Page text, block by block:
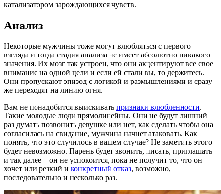
катализатором зарождающихся чувств.
Анализ
Некоторые мужчины тоже могут влюбляться с первого
взгляда и тогда стадия анализа не имеет абсолютно никакого
значения. Их мозг так устроен, что они акцентируют все свое
внимание на одной цели и если ей стали вы, то держитесь.
Они пропускают эпизод с логикой и размышлениями и сразу
же переходят на линию огня.
Вам не понадобится выискивать признаки влюбленности.
Такие молодые люди прямолинейны. Они не будут лишний
раз думать позвонить девушке или нет, как сделать чтобы она
согласилась на свидание, мужчина начнет атаковать. Как
понять, что это случилось в вашем случае? Не заметить этого
будет невозможно. Парень будет звонить, писать, приглашать
и так далее – он не успокоится, пока не получит то, что он
хочет или резкий и конкретный отказ, возможно,
последовательно и несколько раз.